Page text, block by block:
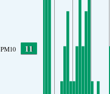
PM10 11